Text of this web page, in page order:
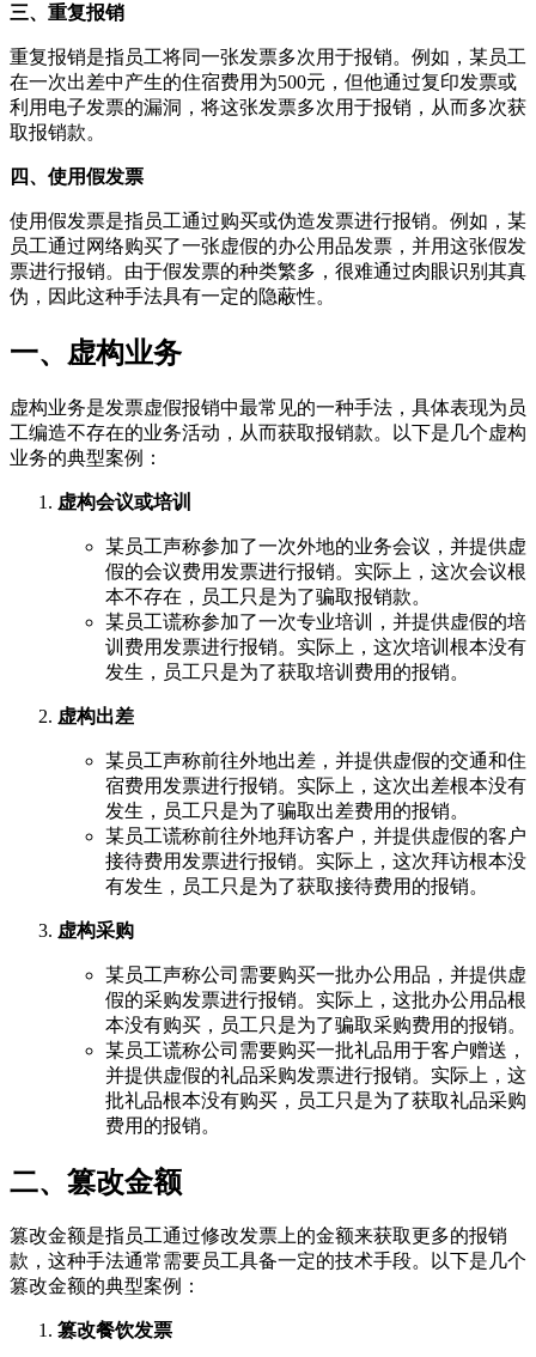
三、重复报销
重复报销是指员工将同一张发票多次用于报销。例如，某员工
在一次出差中产生的住宿费用为500元，但他通过复印发票或
利用电子发票的漏洞，将这张发票多次用于报销，从而多次获
取报销款。
四、使用假发票
使用假发票是指员工通过购买或伪造发票进行报销。例如，某
员工通过网络购买了一张虚假的办公用品发票，并用这张假发
票进行报销。由于假发票的种类繁多，很难通过肉眼识别其真
伪，因此这种手法具有一定的隐蔽性。
一、虚构业务
虚构业务是发票虚假报销中最常见的一种手法，具体表现为员
工编造不存在的业务活动，从而获取报销款。以下是几个虚构
业务的典型案例：
虚构会议或培训
某员工声称参加了一次外地的业务会议，并提供虚
假的会议费用发票进行报销。实际上，这次会议根
本不存在，员工只是为了骗取报销款。
某员工谎称参加了一次专业培训，并提供虚假的培
训费用发票进行报销。实际上，这次培训根本没有
发生，员工只是为了获取培训费用的报销。
虚构出差
某员工声称前往外地出差，并提供虚假的交通和住
宿费用发票进行报销。实际上，这次出差根本没有
发生，员工只是为了骗取出差费用的报销。
某员工谎称前往外地拜访客户，并提供虚假的客户
接待费用发票进行报销。实际上，这次拜访根本没
有发生，员工只是为了获取接待费用的报销。
虚构采购
某员工声称公司需要购买一批办公用品，并提供虚
假的采购发票进行报销。实际上，这批办公用品根
本没有购买，员工只是为了骗取采购费用的报销。
某员工谎称公司需要购买一批礼品用于客户赠送，
并提供虚假的礼品采购发票进行报销。实际上，这
批礼品根本没有购买，员工只是为了获取礼品采购
费用的报销。
二、篡改金额
篡改金额是指员工通过修改发票上的金额来获取更多的报销
款，这种手法通常需要员工具备一定的技术手段。以下是几个
篡改金额的典型案例：
篡改餐饮发票